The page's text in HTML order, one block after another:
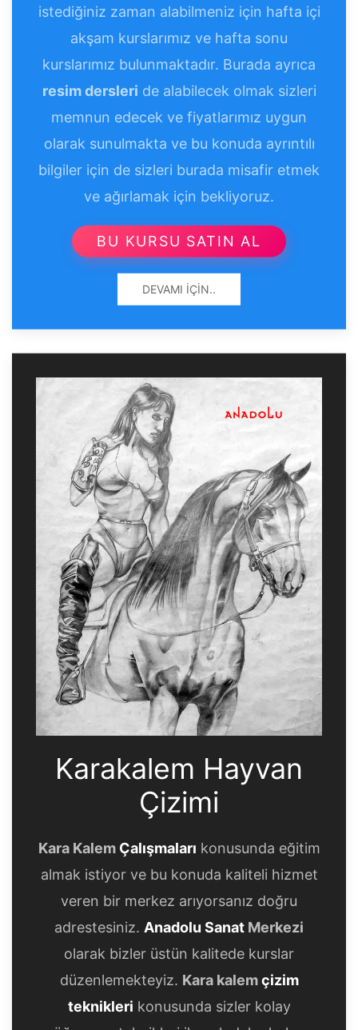
istediğiniz zaman alabilmeniz için hafta içi
akşam kurslarımız ve hafta sonu
kurslarımız bulunmaktadır. Burada ayrıca
resim dersleri de alabilecek olmak sizleri
memnun edecek ve fiyatlarımız uygun
olarak sunulmakta ve bu konuda ayrıntılı
bilgiler için de sizleri burada misafir etmek
ve ağırlamak için bekliyoruz.
BU KURSU SATIN AL
DEVAMI İÇIN..
Karakalem Hayvan
Çizimi
Kara Kalem Çalışmaları konusunda eğitim
almak istiyor ve bu konuda kaliteli hizmet
veren bir merkez arıyorsanız doğru
adrestesiniz. Anadolu Sanat Merkezi
olarak bizler üstün kalitede kurslar
düzenlemekteyiz. Kara kalemçizim
teknikleri konusunda sizler kolay